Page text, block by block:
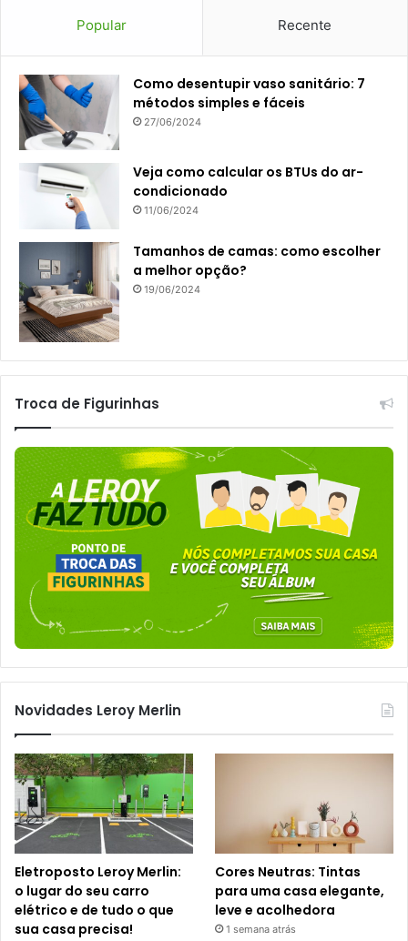
Popular Recente
Como desentupir vaso sanitário: 7
métodos simples e fáceis
27/06/2024
Veja como calcular os BTUs do ar-
condicionado
11/06/2024
Tamanhos de camas: como escolher
a melhor opção?
19/06/2024
Troca de Figurinhas
Novidades Leroy Merlin
Eletroposto Leroy Merlin:
o lugar do seu carro
elétrico e de tudo o que
sua casa precisa!
Cores Neutras: Tintas
para uma casa elegante,
leve e acolhedora
1 semana atrás